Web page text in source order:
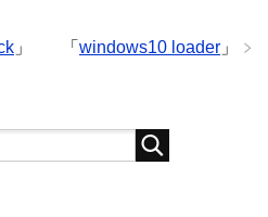
「 windows10 loader 」
」